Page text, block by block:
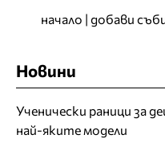
начало | добави
Новини
Ученически раници за
най-яките модели